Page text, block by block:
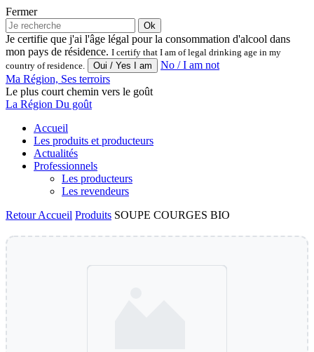
Fermer
Ok
Je certifie que j'ai l'âge légal pour la consommation d'alcool dans
mon pays de résidence. I certify that I am of legal drinking age in my
country of residence.
No / I am not
Ma Région, Ses terroirs
Le plus court chemin vers le goût
La Région Du goût
Accueil
Les produits et producteurs
Actualités
Professionnels
Les producteurs
Les revendeurs
RetourAccueil Produits SOUPE COURGES BIO